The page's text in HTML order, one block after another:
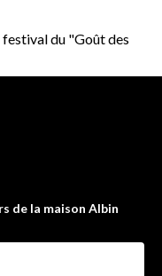
festival du "Goût des
de la maison Albin